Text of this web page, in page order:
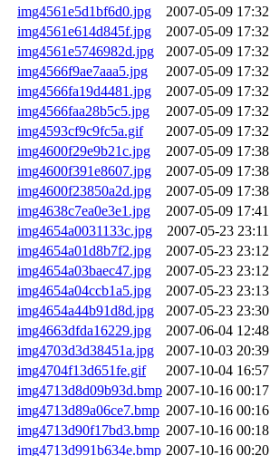
img4561e5d1bf6d0.jpg
2007-05-09 17:32
img4561e614d845f.jpg
2007-05-09 17:32
img4561e5746982d.jpg
2007-05-09 17:32
img4566f9ae7aaa5.jpg
2007-05-09 17:32
img4566fa19d4481.jpg
2007-05-09 17:32
img4566faa28b5c5.jpg
2007-05-09 17:32
img4593cf9c9fc5a.gif
2007-05-09 17:32
img4600f29e9b21c.jpg
2007-05-09 17:38
img4600f391e8607.jpg
2007-05-09 17:38
img4600f23850a2d.jpg
2007-05-09 17:38
img4638c7ea0e3e1.jpg
2007-05-09 17:41
img4654a0031133c.jpg
2007-05-23 23:11
img4654a01d8b7f2.jpg
2007-05-23 23:12
img4654a03baec47.jpg
2007-05-23 23:12
img4654a04ccb1a5.jpg
2007-05-23 23:13
img4654a44b91d8d.jpg
2007-05-23 23:30
img4663dfda16229.jpg
2007-06-04 12:48
img4703d3d38451a.jpg
2007-10-03 20:39
img4704f13d651fe.gif
2007-10-04 16:57
img4713d8d09b93d.bmp 2007-10-16 00:17
img4713d89a06ce7.bmp 2007-10-16 00:16
img4713d90f17bd3.bmp 2007-10-16 00:18
img4713d991b634e.bmp 2007-10-16 00:20